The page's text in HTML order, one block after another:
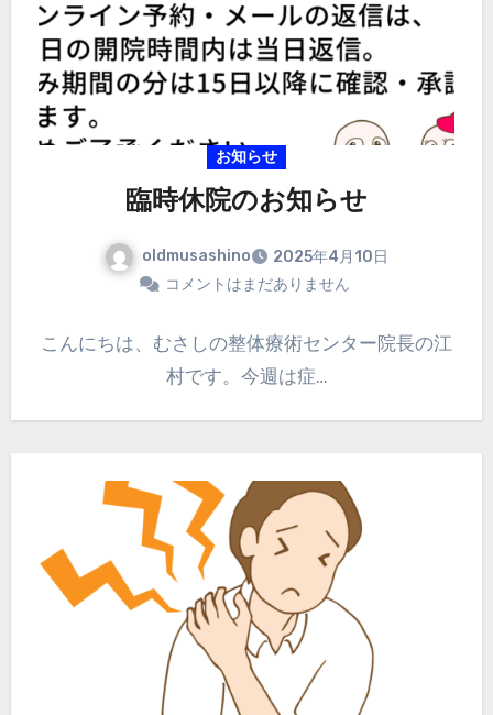
お知らせ
臨時休院のお知らせ
oldmusashino
2025年4月10日
コメントはまだありません
こんにちは、むさしの整体療術センター院長の江
村です。今週は症…